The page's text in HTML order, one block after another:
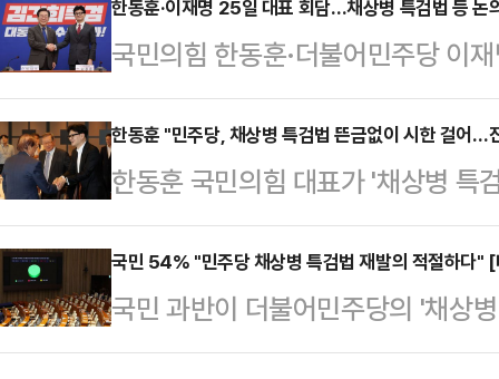
의제로 삼자는 민주당의 주장에 대
문제를 논의하자는 것은 결국엔 민
수용 가능성을 일…
다는 정치권 등의 지적에 "계획과
다.20일 공수처 관계자는 경기 과
핑에서 '정치권에서 공수처가 수사
"관련 자료를 분석하고 있다"며 이
(피의자를) 추가 소환할 계획은 없
기간은 말씀드리기…
한동훈·이재명 25일 대표 회담…채상병 특검법 등 논
국민의힘 한동훈·더불어민주당 이
다.19일 양당에 따르면, 한 대표와
내에서 회담을 갖기로 합의했다. 이
수락연설을 통해 한 대표에 회담을
오후 공지를 통해 "한 대표와 이 대
했다"며 회담 일정을 알렸다.이해
에서 기자들과 만나 "한 대표가 용
인 당정 관계를 …
한동훈 "민주당, 채상병 특검법 뜬금없이 시한 걸어…
한동훈 국민의힘 대표가 '채상병 특
어민주당을 향해 "말 자체는 환영
다"고 지적했다.한동훈 대표는 19
오찬을 가진 뒤 기자들과 만나 "뜬
입장과는 맞지 않다"며 이같이 말
국민 54% "민주당 채상병 특검법 재발의 적절하다"
국민 과반이 더불어민주당의 '채상
폐 등의 진상규명을 위한 특별검사